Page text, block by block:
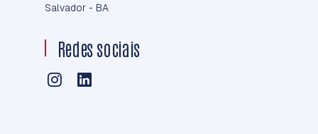
Salvador - BA
Redes sociais